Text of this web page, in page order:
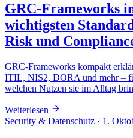
GRC-Frameworks
wichtigsten
Risk und
GRC-Frameworks kompakt
ITIL, NIS2, DORA und mehr –
welchen Nutzen sie im Alltag
Weiterlesen
Security & Datenschutz · 1.